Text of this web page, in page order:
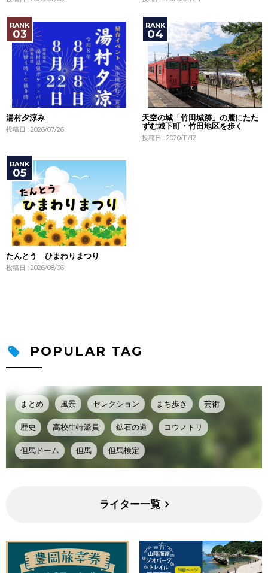
湯村夕涼み
投稿日 : 2026/07/26
天空の城「竹田城跡」の麓にたた
ずむ城下町・竹田地区を歩く
投稿日 : 2020/11/12
たんとう ひまわりまつり
投稿日 : 2026/08/06
POPULAR TAG
まとめ 風景 セレクション まち歩き 芸術
歴史 高校生特派員 鉱石の道 コウノトリ
但馬ドーム 但馬 但馬検定
ライター一覧